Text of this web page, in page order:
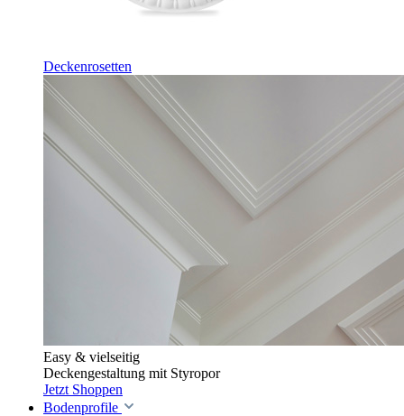
Deckenrosetten
Easy & vielseitig
Deckengestaltung mit Styropor
Jetzt Shoppen
Bodenprofile